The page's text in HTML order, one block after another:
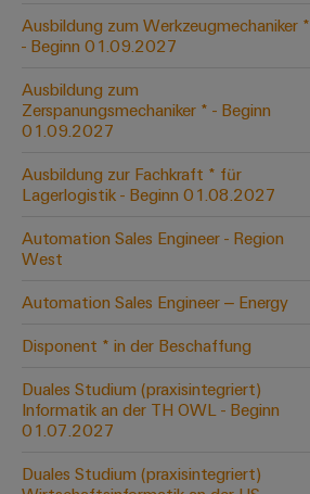
Schaltschrankbau
Moderne
und
digitale
für
klimafreundliche
im
Schiffbau
Verbindungslösungen
die
maritime
Industrie
Wasseraufbereitung
Leiterplattensteckverbinder
&
PCB
Services
Equipment
(OEM)
AI
Access
&
Services
Industrial
Platform
easyConnect
Werkstatt
&
Ausbildung zum Werkzeugmechaniker *
- Beginn 01.09.2027
Ausbildung zum
Zerspanungsmechaniker * - Beginn
01.09.2027
Ausbildung zur Fachkraft * für
Lagerlogistik - Beginn 01.08.2027
Automation Sales Engineer - Region
West
Automation Sales Engineer – Energy
Disponent * in der Beschaffung
Duales Studium (praxisintegriert)
Informatik an der TH OWL - Beginn
01.07.2027
Duales Studium (praxisintegriert)